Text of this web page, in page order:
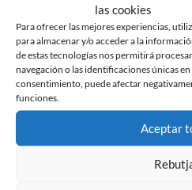
las cookies
Para ofrecer las mejores experiencias,
para almacenar y/o acceder a la
de estas tecnologías nos permitirá
navegación o las identificaciones únicas
consentimiento, puede afectar
funciones.
Aceptar